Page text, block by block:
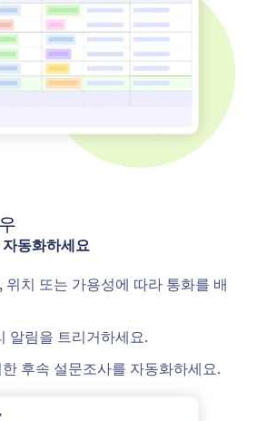
동화하세요
위치 또는 가용성에 따라 통화를 배
알림을 트리거하세요.
후속 설문조사를 자동화하세요.